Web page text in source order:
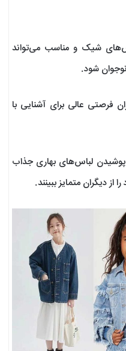
شیک و مناسب می‌تواند
شود.
فرصتی عالی برای آشنایی با
لباس‌های بهاری جذاب
دیگران متمایز ببینند.